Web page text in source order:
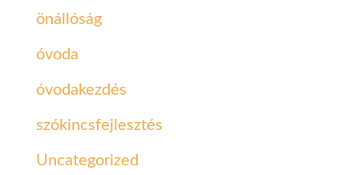
önállóság
óvoda
óvodakezdés
szókincsfejlesztés
Uncategorized